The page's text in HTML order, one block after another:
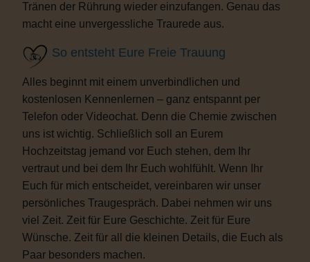
Tränen der Rührung wieder einzufangen. Genau das
macht eine unvergessliche Traurede aus.
So entsteht Eure Freie Trauung
Alles beginnt mit einem unverbindlichen und
kostenlosen Kennenlernen – ganz entspannt per
Telefon oder Videochat. Denn die Chemie zwischen
uns ist wichtig. Schließlich soll an Eurem
Hochzeitstag jemand vor Euch stehen, dem Ihr
vertraut und bei dem Ihr Euch wohlfühlt. Wenn Ihr
Euch für mich entscheidet, vereinbaren wir unser
persönliches Traugespräch. Dabei nehmen wir uns
viel Zeit. Zeit für Eure Geschichte. Zeit für Eure
Wünsche. Zeit für all die kleinen Details, die Euch als
Paar besonders machen.